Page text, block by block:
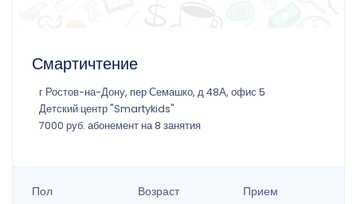
Смартичтение
г Ростов-на-Дону, пер Семашко, д 48А, офис 5
Детский центр "Smartykids"
7000 руб. абонемент на 8 занятия
Пол Возраст Прием